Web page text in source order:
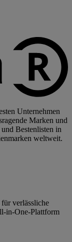
Unternehmen
Marken und
Bestenlisten in
weltweit.
verlässliche
in-One-Plattform